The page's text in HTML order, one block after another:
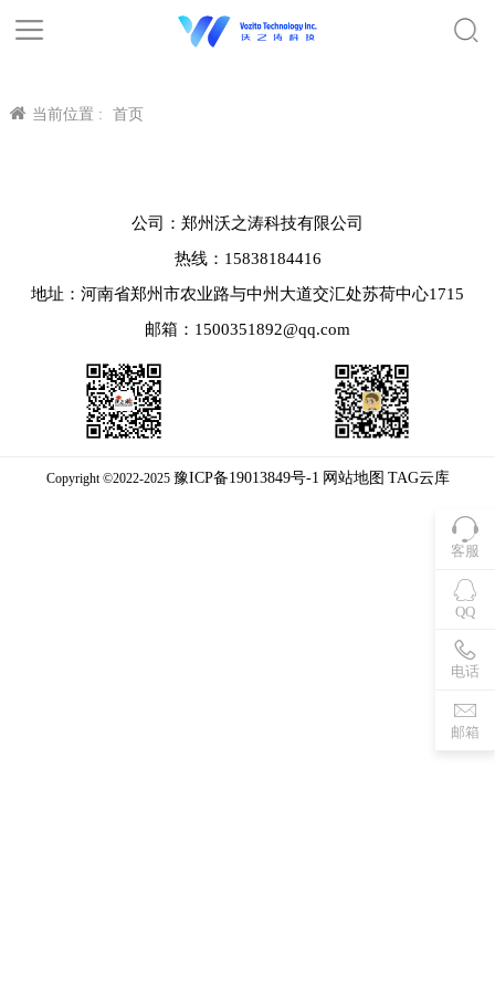
当前位置 : 首页
客服
QQ
电话
邮箱
公司：郑州沃之涛科技有限公司
热线：15838184416
地址：河南省郑州市农业路与中州大道交汇处苏荷中心1715
邮箱：1500351892@qq.com
Copyright ©2022-2025 豫ICP备19013849号-1 网站地图 TAG云库